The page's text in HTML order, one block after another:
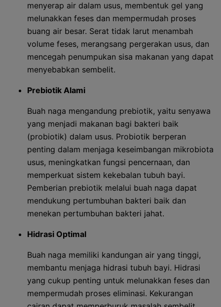
menyerap air dalam usus, membentuk gel yang
melunakkan feses dan mempermudah proses
buang air besar. Serat tidak larut menambah
volume feses, merangsang pergerakan usus, dan
mencegah penumpukan sisa makanan yang dapat
menyebabkan sembelit.
Prebiotik Alami
Buah naga mengandung prebiotik, yaitu senyawa
yang menjadi makanan bagi bakteri baik
(probiotik) dalam usus. Probiotik berperan
penting dalam menjaga keseimbangan mikrobiota
usus, meningkatkan fungsi pencernaan, dan
memperkuat sistem kekebalan tubuh bayi.
Pemberian prebiotik melalui buah naga dapat
mendukung pertumbuhan bakteri baik dan
menekan pertumbuhan bakteri jahat.
Hidrasi Optimal
Buah naga memiliki kandungan air yang tinggi,
membantu menjaga hidrasi tubuh bayi. Hidrasi
yang cukup penting untuk melunakkan feses dan
mempermudah proses eliminasi. Kekurangan